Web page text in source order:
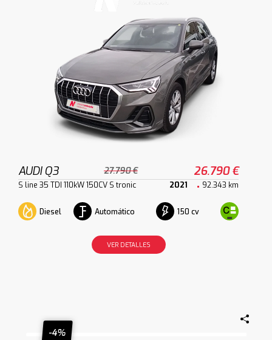
AUDI Q3 27.790 € 26.790 €
S line 35 TDI 110kW 150CV S tronic 2021 92.343 km
Diesel Automático 150 cv
VER DETALLES
-4%